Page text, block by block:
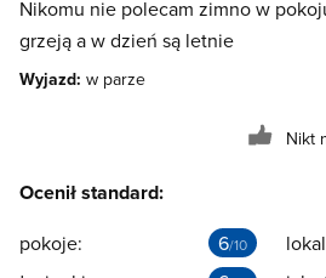
Nikomu nie polecam zimno w
grzeją a w dzień są letnie
Wyjazd: w parze
Nikt
Ocenił standard:
pokoje: 6/10